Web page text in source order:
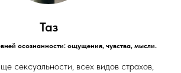
Таз
осознанности: ощущения, чувства, мысли.
сексуальности, всех видов страхов,